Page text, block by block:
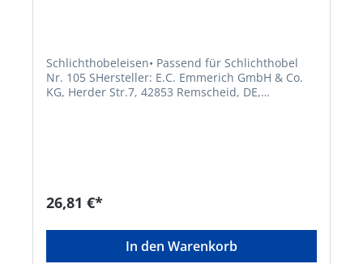
Schlichthobeleisen• Passend für Schlichthobel
Nr. 105 SHersteller: E.C. Emmerich GmbH & Co.
KG, Herder Str.7, 42853 Remscheid, DE,
26,81 €*
In den Warenkorb